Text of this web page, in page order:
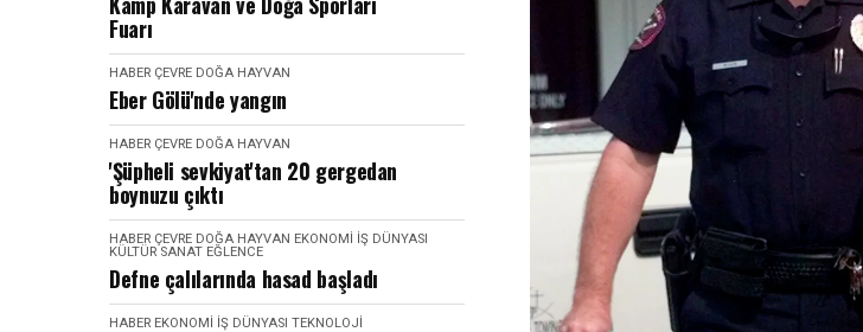
Fuarı
HABER ÇEVRE DOĞA HAYVAN
Eber Gölü'nde yangın
HABER ÇEVRE DOĞA HAYVAN
'Şüpheli sevkiyat'tan 20 gergedan
boynuzu çıktı
HABER ÇEVRE DOĞA HAYVAN EKONOMI İŞ DÜNYASI
KÜLTÜR SANAT EĞLENCE
Defne çalılarında hasad başladı
HABER EKONOMI İŞ DÜNYASI TEKNOLOJI